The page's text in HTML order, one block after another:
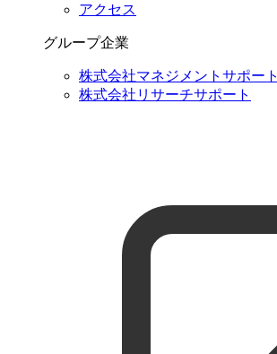
アクセス
グループ企業
株式会社マネジメントサポート
株式会社リサーチサポート